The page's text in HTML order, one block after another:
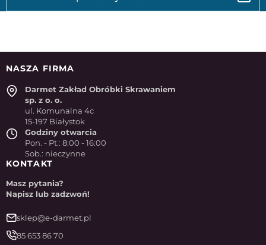
NASZA FIRMA
Darmet Zakład Obróbki Skrawaniem
sp. z o. o.
ul. Komunalna 4c
15-197 Białystok
Godziny otwarcia
Pon. - Pt.: 8:00 - 16:00
Sob.: nieczynne
KONTAKT
Masz pytania?
Napisz lub zadzwoń!
sklep@e-darmet.pl
85 653 86 70